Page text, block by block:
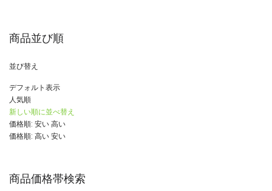
商品並び順
並び替え
デフォルト表示
人気順
新しい順に並べ替え
価格順: 安い 高い
価格順: 高い 安い
商品価格帯検索